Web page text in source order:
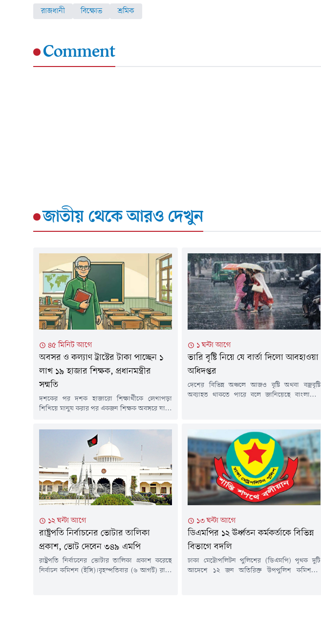
রাজধানী বিক্ষোভ শ্রমিক
Comment
জাতীয় থেকে আরও দেখুন
৪৫ মিনিট আগে
অবসর ও কল্যাণ ট্রাস্টের টাকা পাচ্ছেন ১
লাখ ১৯ হাজার শিক্ষক, প্রধানমন্ত্রীর
সম্মতি
দশকের পর দশক হাজারো শিক্ষার্থীকে লেখাপড়া
শিখিয়ে মানুষ করার পর একজন শিক্ষক অবসরে যান।
নিজের সঞ্চিত অবসরের টাকা ভরসা তাদের। কিন্তু এ
টাকা সময়মতো ফেরত না পাওয়ায় চরম ভোগান্তিতে
পড়তে হয়েছিল তাদের। অবশেষে সেই ভোগান্তি
কমানোর উদ্যোগ নিয়েছে বিএনপি সরকার।
উদ্যোগের অংশ হিসেবে...
১ ঘন্টা আগে
ভারি বৃষ্টি নিয়ে যে বার্তা দিলো আবহাওয়া
অধিদপ্তর
দেশের বিভিন্ন অঞ্চলে আজও বৃষ্টি অথবা বজ্রবৃষ্টি
অব্যাহত থাকতে পারে বলে জানিয়েছে বাংলাদেশ
বর্ষণের সম্ভাবনা রয়েছে।শুক্রবার (৭ আগস্ট) সন্ধ্যা ৬টা
পর্যন্ত দেওয়া পূর্বাভাসে এ তথ্য জানানো হয়।এতে বলা
হয়েছে, মৌসুমি বায়ুর অক্ষের...
১২ ঘন্টা আগে
রাষ্ট্রপতি নির্বাচনের ভোটার তালিকা
প্রকাশ, ভোট দেবেন ৩৪৯ এমপি
রাষ্ট্রপতি নির্বাচনের ভোটার তালিকা প্রকাশ করেছে
নির্বাচন কমিশন (ইসি)।বৃহস্পতিবার (৬ আগস্ট) রাতে
১৩ ঘন্টা আগে
ডিএমপির ১২ ঊর্ধ্বতন কর্মকর্তাকে বিভিন্ন
বিভাগে বদলি
ঢাকা মেট্রোপলিটন পুলিশের (ডিএমপি) পৃথক দুটি
আদেশে ১২ জন অতিরিক্ত উপপুলিশ কমিশনার